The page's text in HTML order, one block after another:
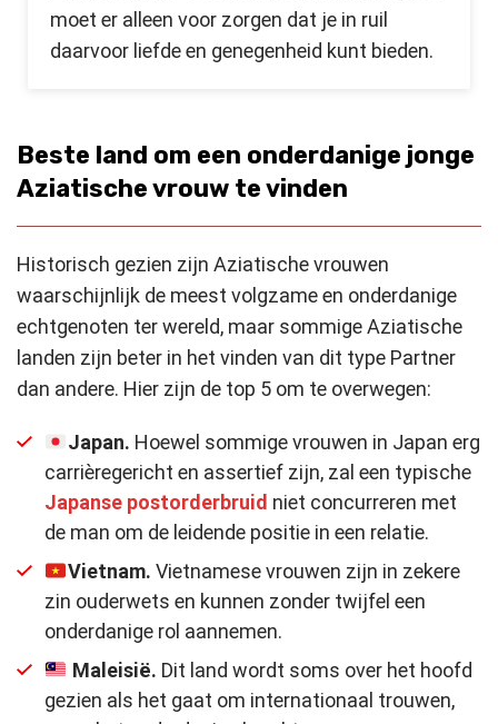
moet er alleen voor zorgen dat je in ruil
daarvoor liefde en genegenheid kunt bieden.
Beste land om een onderdanige jonge
Aziatische vrouw te vinden
Historisch gezien zijn Aziatische vrouwen
waarschijnlijk de meest volgzame en onderdanige
echtgenoten ter wereld, maar sommige Aziatische
landen zijn beter in het vinden van dit type Partner
dan andere. Hier zijn de top 5 om te overwegen:
Japan. Hoewel sommige vrouwen in Japan erg
carrièregericht en assertief zijn, zal een typische
Japanse postorderbruid niet concurreren met
de man om de leidende positie in een relatie.
Vietnam. Vietnamese vrouwen zijn in zekere
zin ouderwets en kunnen zonder twijfel een
onderdanige rol aannemen.
Maleisië. Dit land wordt soms over het hoofd
gezien als het gaat om internationaal trouwen,